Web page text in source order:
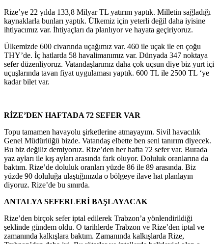
Rize’ye 22 yılda 133,8 Milyar TL yatırım yaptık. Milletin sağladığı
kaynaklarla bunları yaptık. Ülkemiz için yeterli değil daha iyisine
ihtiyacımız var. İhtiyaçları da planlıyor ve hayata geçiriyoruz.
Ülkemizde 600 civarında uçağımız var. 460 ile uçak ile en çoğu
THY’de. İç hatlarda 58 havalimanımız var. Dünyada 347 noktaya
sefer düzenliyoruz. Vatandaşlarımız daha çok uçsun diye biz yurt içi
uçuşlarında tavan fiyat uygulaması yaptık. 600 TL ile 2500 TL ‘ye
kadar bilet var.
RİZE’DEN HAFTADA 72 SEFER VAR
Topu tamamen havayolu şirketlerine atmayayım. Sivil havacılık
Genel Müdürlüğü bizde. Vatandaş elbette ben seni tanırım diyecek.
Bu biz değiliz demiyoruz. Rize’den her hafta 72 sefer var. Burada
yaz ayları ile kış ayları arasında fark oluyor. Doluluk oranlarına da
baktım. Rize’de doluluk oranları yüzde 86 ile 89 arasında. Biz
yüzde 90 doluluğa ulaştığınızda o bölgeye ilave hat planlayın
diyoruz. Rize’de bu sınırda.
ANTALYA SEFERLERİ BAŞLAYACAK
Rize’den birçok sefer iptal edilerek Trabzon’a yönlendirildiği
şeklinde gündem oldu. O tarihlerde Trabzon ve Rize’den iptal ve
zamanında kalkışlara baktım. Zamanında kalkışlarda Rize,